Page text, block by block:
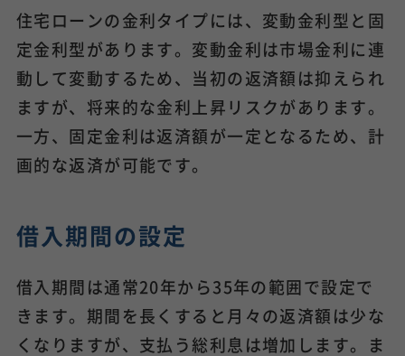
住宅ローンの金利タイプには、変動金利型と固
定金利型があります。変動金利は市場金利に連
動して変動するため、当初の返済額は抑えられ
ますが、将来的な金利上昇リスクがあります。
一方、固定金利は返済額が一定となるため、計
画的な返済が可能です。
借入期間の設定
借入期間は通常20年から35年の範囲で設定で
きます。期間を長くすると月々の返済額は少な
くなりますが、支払う総利息は増加します。ま